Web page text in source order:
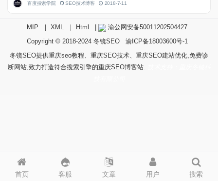
百度搜索学院 SEO技术博客 2018-7-11
首页 客服 文章 用户 搜索
MIP ｜ XML ｜ Html
渝公网安备50011202504427
Copyright © 2018-2024 冬镜SEO
渝ICP备18003600号-1
冬镜SEO提供重庆seo教程、重庆SEO技术、重庆SEO建站优化,免费诊
断网站,致力打造符合搜索引擎的重庆SEO博客站.